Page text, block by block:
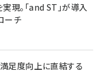
現。「and ST」が導入
ーチ
足度向上に直結する